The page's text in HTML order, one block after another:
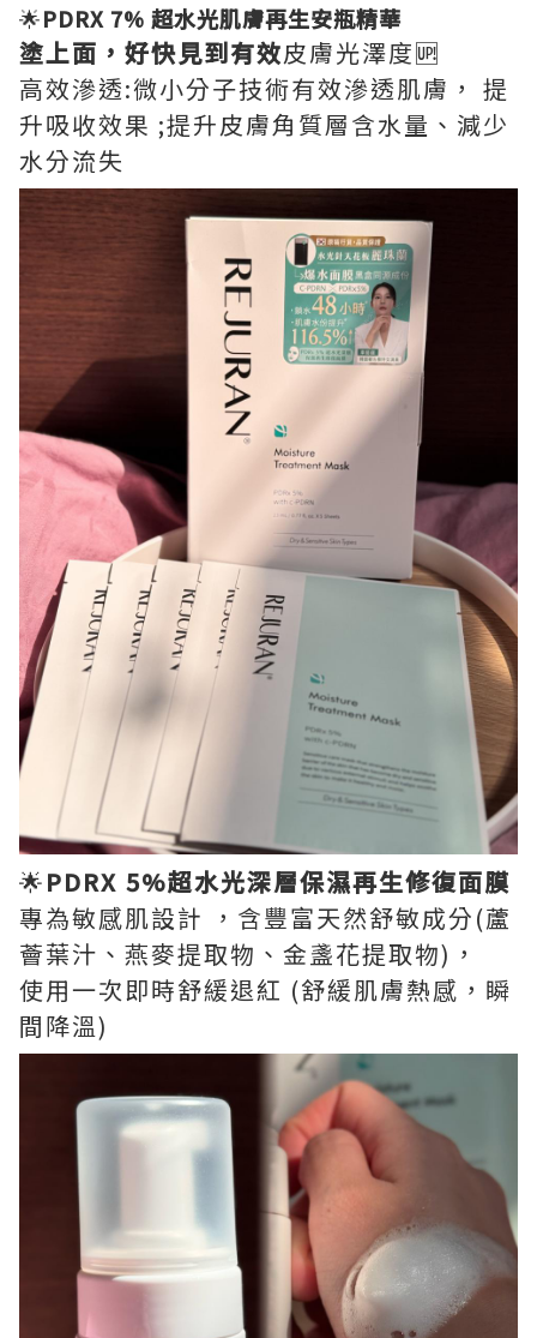
🌟PDRX 7% 超水光肌膚再生安瓶精華
塗上面，好快見到有效皮膚光澤度🆙
高效滲透:微小分子技術有效滲透肌膚， 提
升吸收效果 ;提升皮膚角質層含水量、減少
水分流失
🌟PDRX 5%超水光深層保濕再生修復面膜
專為敏感肌設計 ，含豐富天然舒敏成分(蘆
薈葉汁、燕麥提取物、金盞花提取物)，
使用一次即時舒緩退紅 (舒緩肌膚熱感，瞬
間降溫)